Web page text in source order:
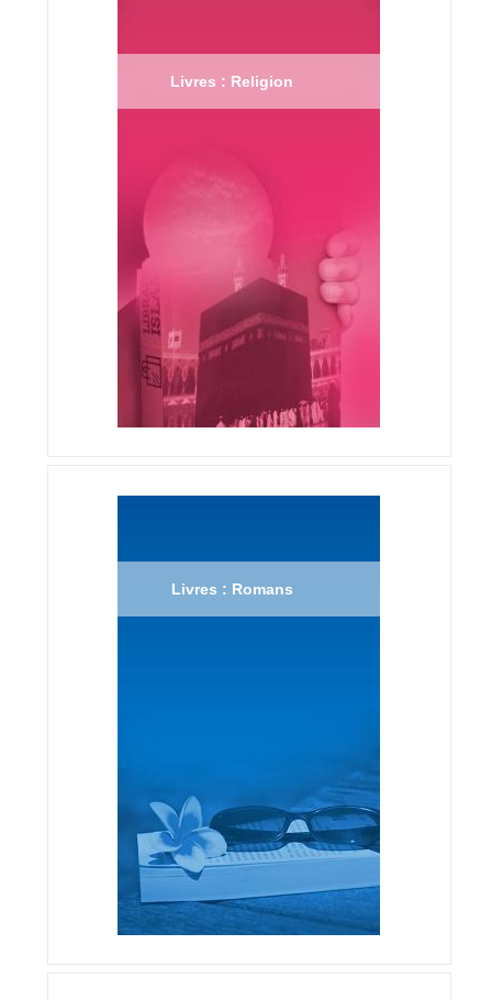
Livres : Religion
Livres : Romans